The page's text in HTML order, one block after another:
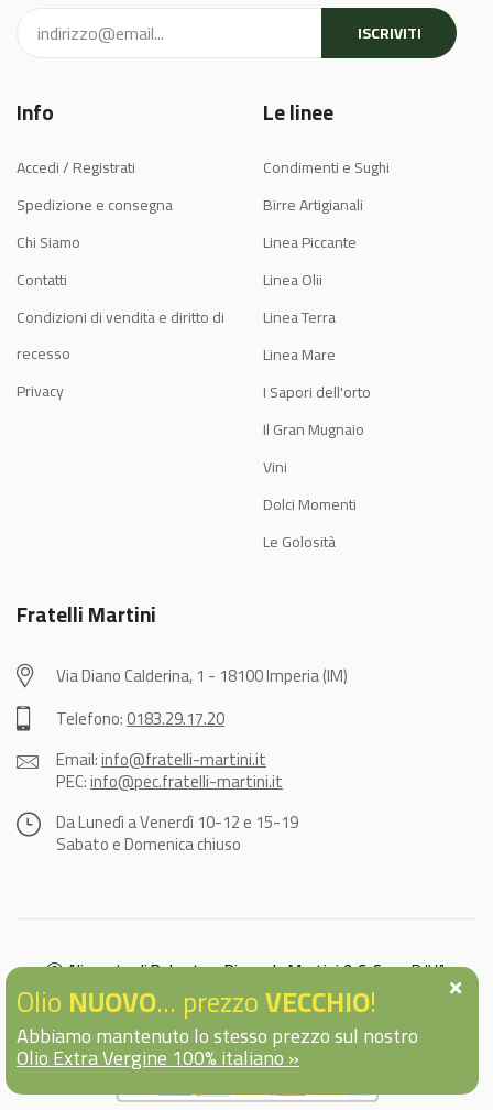
OlioNUOVO... prezzoVECCHIO!
Abbiamo mantenuto lo stesso prezzo sul nostro
Olio Extra Vergine 100% italiano »
ISCRIVITI
Info
Accedi / Registrati
Spedizione e consegna
Chi Siamo
Contatti
Condizioni di vendita e diritto di
recesso
Privacy
Le linee
Condimenti e Sughi
Birre Artigianali
Linea Piccante
Linea Olii
Linea Terra
Linea Mare
I Sapori dell'orto
Il Gran Mugnaio
Vini
Dolci Momenti
Le Golosità
Fratelli Martini
Via Diano Calderina, 1 - 18100 Imperia (IM)
Telefono:0183.29.17.20
Email:info@fratelli-martini.it
PEC:info@pec.fratelli-martini.it
Da Lunedì a Venerdì 10-12 e 15-19
Sabato e Domenica chiuso
Alimenta di Roberto e Riccardo Martini & C. S.n.c.P.IVA
01000970085
Sito web realizzato daWebSystems Siti Web a Imperia